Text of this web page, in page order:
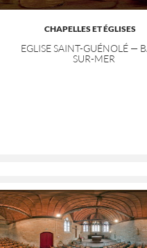
CHAPELLES ET ÉGLISES
EGLISE SAINT-GUÉNOLÉ —
SUR-MER